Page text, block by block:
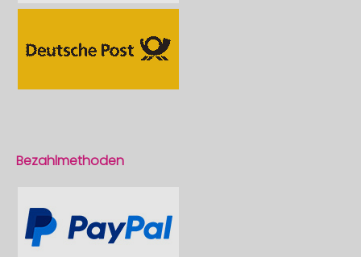
Bezahlmethoden